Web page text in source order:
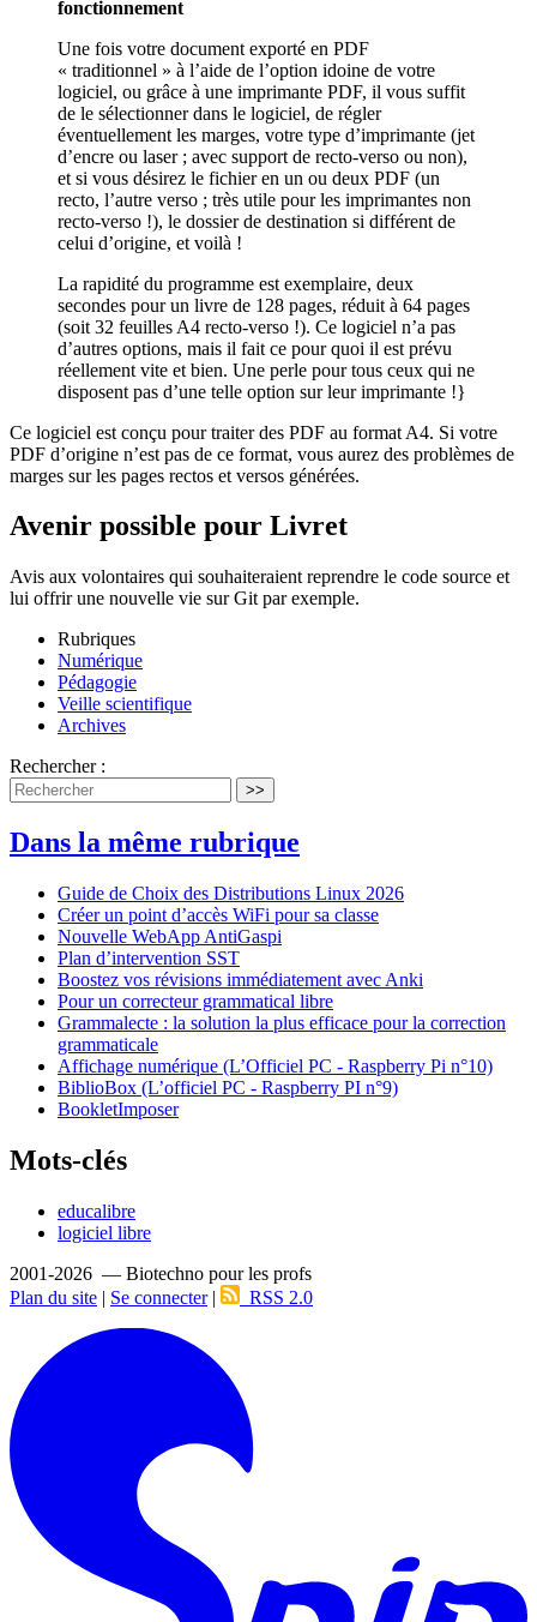
fonctionnement
Une fois votre document exporté en PDF
« traditionnel » à l’aide de l’option idoine de votre
logiciel, ou grâce à une imprimante PDF, il vous suffit
de le sélectionner dans le logiciel, de régler
éventuellement les marges, votre type d’imprimante (jet
d’encre ou laser ; avec support de recto-verso ou non),
et si vous désirez le fichier en un ou deux PDF (un
recto, l’autre verso ; très utile pour les imprimantes non
recto-verso !), le dossier de destination si différent de
celui d’origine, et voilà !
La rapidité du programme est exemplaire, deux
secondes pour un livre de 128 pages, réduit à 64 pages
(soit 32 feuilles A4 recto-verso !). Ce logiciel n’a pas
d’autres options, mais il fait ce pour quoi il est prévu
réellement vite et bien. Une perle pour tous ceux qui ne
disposent pas d’une telle option sur leur imprimante !}
Ce logiciel est conçu pour traiter des PDF au format A4. Si votre
PDF d’origine n’est pas de ce format, vous aurez des problèmes de
marges sur les pages rectos et versos générées.
Avenir possible pour Livret
Avis aux volontaires qui souhaiteraient reprendre le code source et
lui offrir une nouvelle vie sur Git par exemple.
Rubriques
Numérique
Pédagogie
Veille scientifique
Archives
Rechercher :
>>
Dans la même rubrique
Guide de Choix des Distributions Linux 2026
Créer un point d’accès WiFi pour sa classe
Nouvelle WebApp AntiGaspi
Plan d’intervention SST
Boostez vos révisions immédiatement avec Anki
Pour un correcteur grammatical libre
Grammalecte : la solution la plus efficace pour la correction
grammaticale
Affichage numérique (L’Officiel PC - Raspberry Pi n°10)
BiblioBox (L’officiel PC - Raspberry PI n°9)
BookletImposer
Mots-clés
educalibre
logiciel libre
2001-2026 — Biotechno pour les profs
Plan du site | Se connecter| RSS 2.0